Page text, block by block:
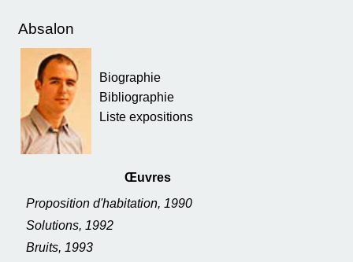
Absalon
Biographie
Bibliographie
Liste expositions
Œuvres
Proposition d'habitation, 1990
Solutions, 1992
Bruits, 1993